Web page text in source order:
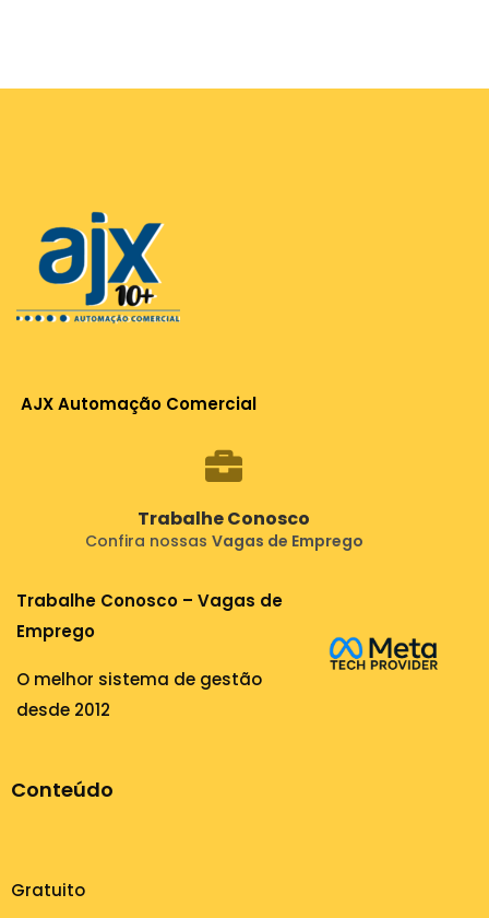
AJX Automação Comercial
Trabalhe Conosco
Confira nossas Vagas de Emprego
Trabalhe Conosco – Vagas de
Emprego
O melhor sistema de gestão
desde 2012
Conteúdo
Gratuito